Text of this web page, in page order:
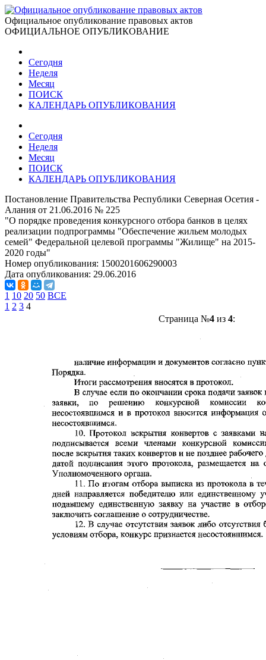
Официальное опубликование правовых актов
ОФИЦИАЛЬНОЕ ОПУБЛИКОВАНИЕ
Сегодня
Неделя
Месяц
ПОИСК
КАЛЕНДАРЬ ОПУБЛИКОВАНИЯ
Сегодня
Неделя
Месяц
ПОИСК
КАЛЕНДАРЬ ОПУБЛИКОВАНИЯ
Постановление Правительства Республики Северная Осетия -
Алания от 21.06.2016 № 225
"О порядке проведения конкурсного отбора банков в целях
реализации подпрограммы "Обеспечение жильем молодых
семей" Федеральной целевой программы "Жилище" на 2015-
2020 годы"
Номер опубликования: 1500201606290003
Дата опубликования: 29.06.2016
1 10 20 50 ВСЕ
1 2 3 4
Страница №4из 4: